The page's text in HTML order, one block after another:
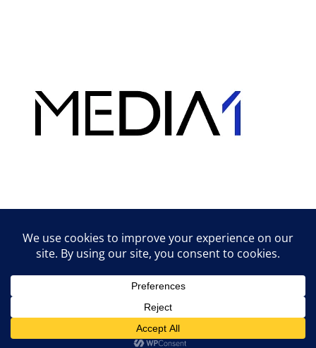
Lifestyle tippek & trükkök
© 2026 vipcast.hu powered by Media1• Készült
GeneratePress